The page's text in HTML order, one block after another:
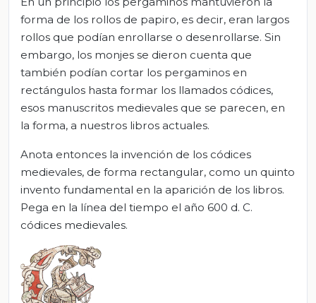
forma de los rollos de papiro, es decir, eran largos
rollos que podían enrollarse o desenrollarse. Sin
embargo, los monjes se dieron cuenta que
también podían cortar los pergaminos en
rectángulos hasta formar los llamados códices,
esos manuscritos medievales que se parecen, en
la forma, a nuestros libros actuales.
Anota entonces la invención de los códices
medievales, de forma rectangular, como un quinto
invento fundamental en la aparición de los libros.
Pega en la línea del tiempo el año 600 d. C.
códices medievales.